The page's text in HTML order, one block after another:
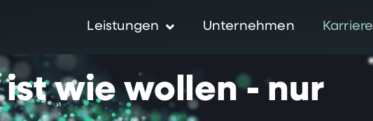
Leistungen Unternehmen Karriere
ist wie wollen - nur